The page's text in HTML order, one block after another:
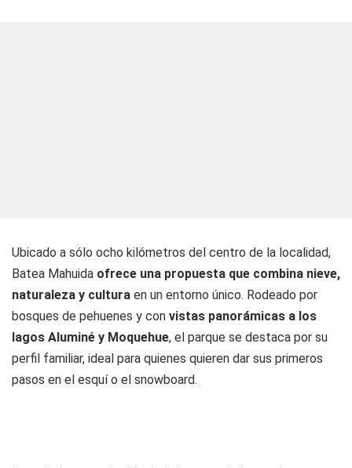
Ubicado a sólo ocho kilómetros del centro de la localidad,
Batea Mahuida ofrece una propuesta que combina nieve,
naturaleza y cultura en un entorno único. Rodeado por
bosques de pehuenes y con vistas panorámicas a los
lagos Aluminé y Moquehue, el parque se destaca por su
perfil familiar, ideal para quienes quieren dar sus primeros
pasos en el esquí o el snowboard.